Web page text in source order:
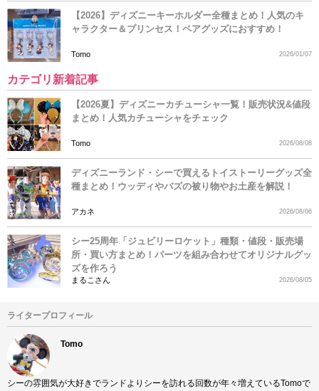
【2026】ディズニーキーホルダー全種まとめ！人気のキ
ャラクター＆プリンセス！ペアグッズにおすすめ！
Tomo 2026/01/07
カテゴリ新着記事
【2026夏】ディズニーカチューシャ一覧！販売状況&値段
まとめ！人気カチューシャをチェック
Tomo 2026/08/08
ディズニーランド・シーで買えるトイストーリーグッズ全
種まとめ！ウッディやバズの被り物やお土産を解説！
アカネ 2026/08/06
シー25周年「ジュビリーロケット」種類・値段・販売場
所・買い方まとめ！パーツを組み合わせてオリジナルグッ
ズを作ろう
まるこさん 2026/08/05
ライタープロフィール
Tomo
シーの雰囲気が大好きでランドよりシーを訪れる回数が年々増えているTomoで